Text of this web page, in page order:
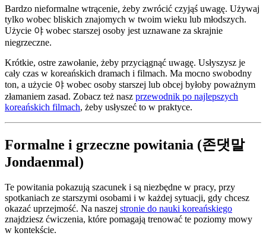
Bardzo nieformalne wtrącenie, żeby zwrócić czyjąś uwagę. Używaj
tylko wobec bliskich znajomych w twoim wieku lub młodszych.
Użycie 야 wobec starszej osoby jest uznawane za skrajnie
niegrzeczne.
Krótkie, ostre zawołanie, żeby przyciągnąć uwagę. Usłyszysz je
cały czas w koreańskich dramach i filmach. Ma mocno swobodny
ton, a użycie 야 wobec osoby starszej lub obcej byłoby poważnym
złamaniem zasad. Zobacz też nasz przewodnik po najlepszych
koreańskich filmach, żeby usłyszeć to w praktyce.
Formalne i grzeczne powitania (존댓말
Jondaenmal)
Te powitania pokazują szacunek i są niezbędne w pracy, przy
spotkaniach ze starszymi osobami i w każdej sytuacji, gdy chcesz
okazać uprzejmość. Na naszej stronie do nauki koreańskiego
znajdziesz ćwiczenia, które pomagają trenować te poziomy mowy
w kontekście.